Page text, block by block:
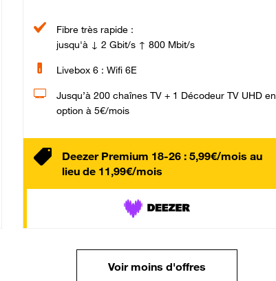
Fibre très rapide :
jusqu'à ↓ 2 Gbit/s ↑ 800 Mbit/s
Livebox 6 : Wifi 6E
Jusqu’à 200 chaînes TV + 1 Décodeur TV UHD en
option à 5€/mois
Deezer Premium 18-26 : 5,99€/mois au
lieu de 11,99€/mois
Voir moins d'offres